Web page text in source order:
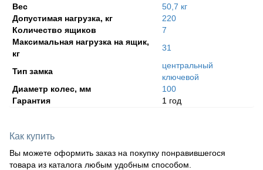
Вес
50,7 кг
Допустимая нагрузка, кг
220
Количество ящиков
7
Максимальная нагрузка на ящик,
кг
31
Тип замка
центральный
ключевой
Диаметр колес, мм
100
Гарантия
1 год
Как купить
Вы можете оформить заказ на покупку понравившегося
товара из каталога любым удобным способом.